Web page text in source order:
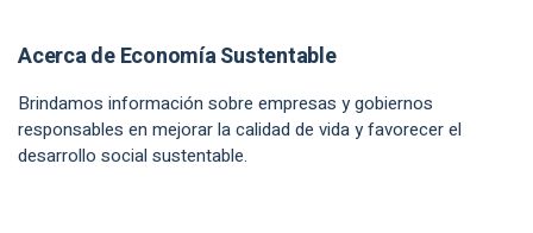
Acerca de Economía Sustentable
Brindamos información sobre empresas y gobiernos
responsables en mejorar la calidad de vida y favorecer el
desarrollo social sustentable.